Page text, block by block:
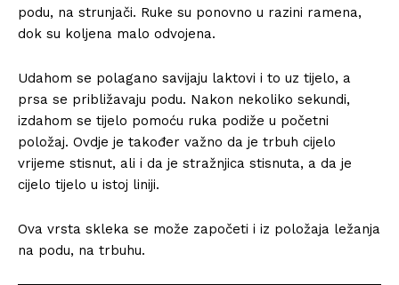
podu, na strunjači. Ruke su ponovno u razini ramena,
dok su koljena malo odvojena.
Udahom se polagano savijaju laktovi i to uz tijelo, a
prsa se približavaju podu. Nakon nekoliko sekundi,
izdahom se tijelo pomoću ruka podiže u početni
položaj. Ovdje je također važno da je trbuh cijelo
vrijeme stisnut, ali i da je stražnjica stisnuta, a da je
cijelo tijelo u istoj liniji.
Ova vrsta skleka se može započeti i iz položaja ležanja
na podu, na trbuhu.